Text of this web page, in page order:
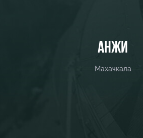
Туры по стадиону
АНЖИ
Махачкала